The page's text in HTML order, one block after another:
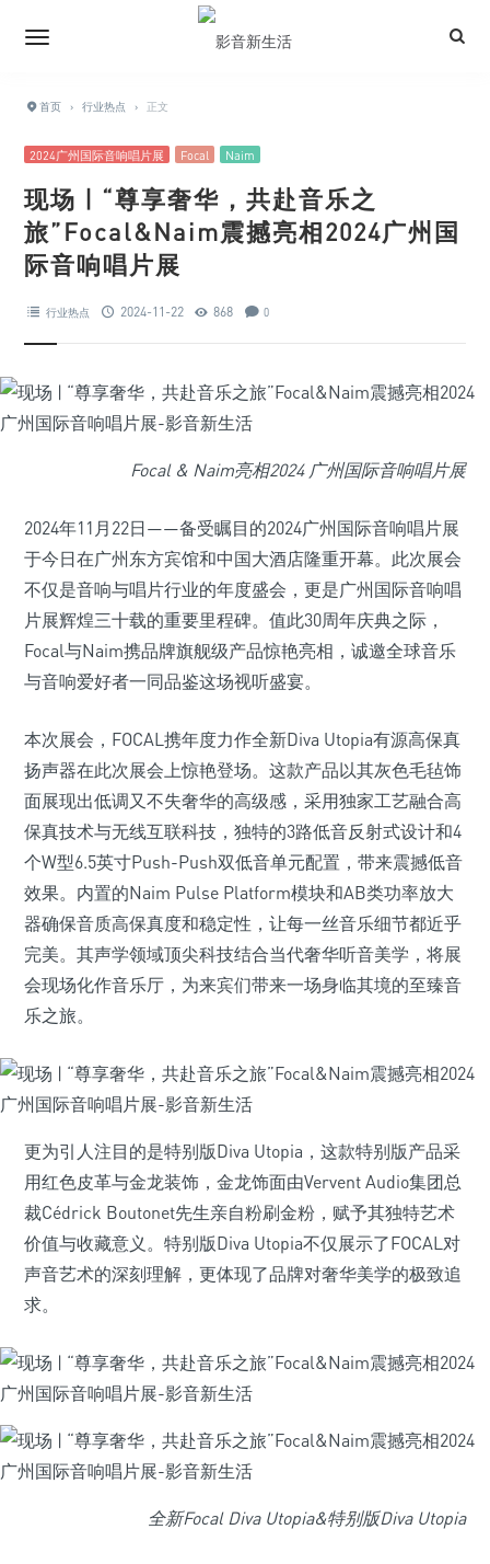
首页 › 行业热点 › 正文
2024广州国际音响唱片展 Focal Naim
现场 | “尊享奢华，共赴音乐之
旅”Focal&Naim震撼亮相2024广州国
际音响唱片展
行业热点 2024-11-22 868 0
Focal & Naim亮相2024 广州国际音响唱片展
2024年11月22日——备受瞩目的2024广州国际音响唱片展
于今日在广州东方宾馆和中国大酒店隆重开幕。此次展会
不仅是音响与唱片行业的年度盛会，更是广州国际音响唱
片展辉煌三十载的重要里程碑。值此30周年庆典之际，
Focal与Naim携品牌旗舰级产品惊艳亮相，诚邀全球音乐
与音响爱好者一同品鉴这场视听盛宴。
本次展会，FOCAL携年度力作全新Diva Utopia有源高保真
扬声器在此次展会上惊艳登场。这款产品以其灰色毛毡饰
面展现出低调又不失奢华的高级感，采用独家工艺融合高
保真技术与无线互联科技，独特的3路低音反射式设计和4
个W型6.5英寸Push-Push双低音单元配置，带来震撼低音
效果。内置的Naim Pulse Platform模块和AB类功率放大
器确保音质高保真度和稳定性，让每一丝音乐细节都近乎
完美。其声学领域顶尖科技结合当代奢华听音美学，将展
会现场化作音乐厅，为来宾们带来一场身临其境的至臻音
乐之旅。
更为引人注目的是特别版Diva Utopia，这款特别版产品采
用红色皮革与金龙装饰，金龙饰面由Vervent Audio集团总
裁Cédrick Boutonet先生亲自粉刷金粉，赋予其独特艺术
价值与收藏意义。特别版Diva Utopia不仅展示了FOCAL对
声音艺术的深刻理解，更体现了品牌对奢华美学的极致追
求。
全新Focal Diva Utopia&特别版Diva Utopia